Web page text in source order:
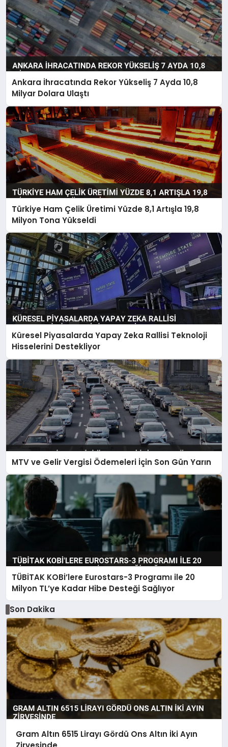
Ankara İhracatında Rekor Yükseliş 7 Ayda 10,8
Milyar Dolara Ulaştı
Türkiye Ham Çelik Üretimi Yüzde 8,1 Artışla 19,8
Milyon Tona Yükseldi
Küresel Piyasalarda Yapay Zeka Rallisi Teknoloji
Hisselerini Destekliyor
MTV ve Gelir Vergisi Ödemeleri İçin Son Gün Yarın
TÜBİTAK KOBİ’lere Eurostars-3 Programı ile 20
Milyon TL’ye Kadar Hibe Desteği Sağlıyor
Son Dakika
Gram Altın 6515 Lirayı Gördü Ons Altın İki Ayın